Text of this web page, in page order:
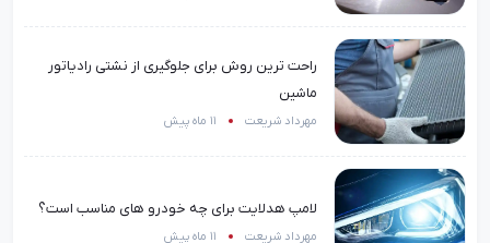
راحت ترین روش برای جلوگیری از نشتی رادیاتور
ماشین
مهرداد شریعت 11 ماه پیش
لامپ هدلایت برای چه خودرو های مناسب است؟
مهرداد شریعت 11 ماه پیش